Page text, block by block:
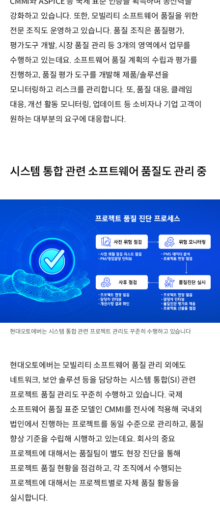
강화하고 있습니다. 또한, 모빌리티 소프트웨어 품질을 위한
전문 조직도 운영하고 있습니다. 품질 조직은 품질평가,
평가도구 개발, 시장 품질 관리 등 3개의 영역에서 업무를
수행하고 있는데요. 소프트웨어 품질 계획의 수립과 평가를
진행하고, 품질 평가 도구를 개발해 제품/솔루션을
모니터링하고 리스크를 관리합니다. 또, 품질 대응, 클레임
대응, 개선 활동 모니터링, 업데이트 등 소비자나 기업 고객이
원하는 대부분의 요구에 대응합니다.
시스템 통합 관련 소프트웨어 품질도 관리 중
현대오토에버는 시스템 통합 관련 프로젝트 관리도 꾸준히 수행하고 있습니다
현대오토에버는 모빌리티 소프트웨어 품질 관리 외에도
네트워크, 보안 솔루션 등을 담당하는 시스템 통합(SI) 관련
프로젝트 품질 관리도 꾸준히 수행하고 있습니다. 국제
소프트웨어 품질 표준 모델인 CMMI를 전사에 적용해 국내외
법인에서 진행하는 프로젝트를 동일 수준으로 관리하고, 품질
향상 기준을 수립해 시행하고 있는데요. 회사의 중요
프로젝트에 대해서는 품질팀이 별도 현장 진단을 통해
프로젝트 품질 현황을 점검하고, 각 조직에서 수행되는
프로젝트에 대해서는 프로젝트별로 자체 품질 활동을
실시합니다.